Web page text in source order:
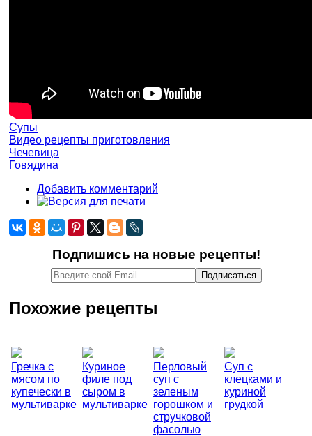
Супы
Видео рецепты приготовления
Чечевица
Говядина
Добавить комментарий
Подпишись на новые рецепты!
Похожие рецепты
Гречка с
мясом по
купечески в
мультиварке
Куриное
филе под
сыром в
мультиварке
Перловый
суп с
зеленым
горошком и
стручковой
фасолью
Суп с
клецками и
куриной
грудкой